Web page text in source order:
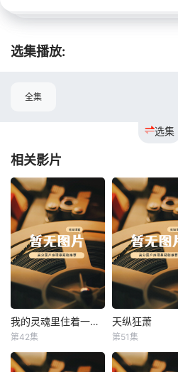
选集播放:
选集
全集
相关影片
我的灵魂里住着一条龙 我的灵魂里住着一条龙
第42集
天纵狂萧
天纵狂萧
第51集